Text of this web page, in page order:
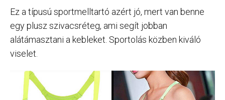
Ez a típusú sportmelltartó azért jó, mert van benne
egy plusz szivacsréteg, ami segít jobban
alátámasztani a kebleket. Sportolás közben kiváló
viselet.